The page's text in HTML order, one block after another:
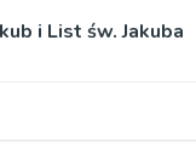
i List św. Jakuba